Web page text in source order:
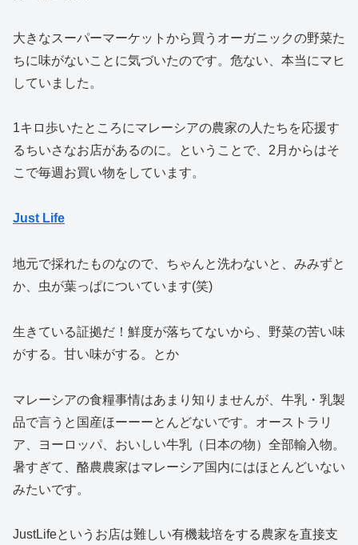
大きなスーパーマーケットから買うオーガニックの野菜た
ちに味がないことに気づいたのです。危ない、本当にマヒ
していました。
1キロ歩いたところにマレーシアの農家の人たちを応援す
るちいさなお店があるのに。ということで、2月からはそ
こで毎週お買い物をしています。
Just Life
地元で採れたものなので、ちゃんと洗わないと、みみずと
か、虫が葉っぱについています(笑)
生きている証拠だ！鮮度が落ちてないから、野菜の苦い味
がする。甘い味がする。とか
マレーシアの食糧事情はあまり知りませんが、牛乳・乳製
品で言うと国産ほーーーとんどないです。オーストラリ
ア、ヨーロッパ、おいしい牛乳（日本の物）全部輸入物。
暑すぎて、酪農農家はマレーシア国内にはほとんどいない
みたいです。
JustLifeというお店は難しい有機栽培をする農家を直接支